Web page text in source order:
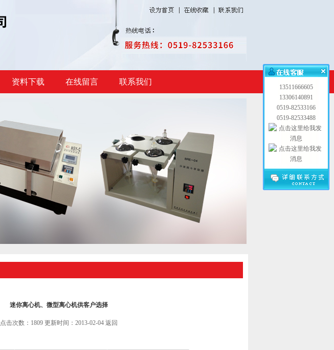
资料下载 在线留言 联系我们
迷你离心机、微型离心机供客户选择
点击次数：1809 更新时间：2013-02-04 返回
13511666605
13306140891
0519-82533166
0519-82533488